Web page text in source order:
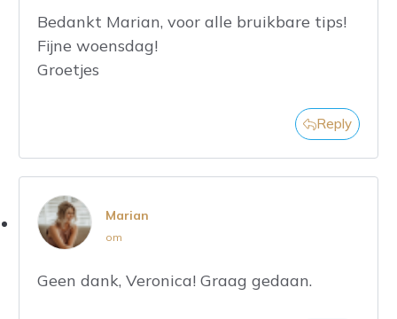
Bedankt Marian, voor alle bruikbare tips!
Fijne woensdag!
Groetjes
Reply
Marian
om
Geen dank, Veronica! Graag gedaan.